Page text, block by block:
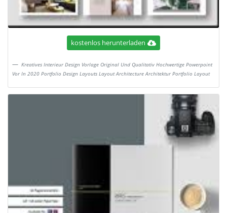
kostenlos herunterladen
Kreatives Interieur Design Vorlage Original Und Qualitativ Hochwertige Powerpoint
Vor In 2020 Portfolio Design Layouts Layout Architecture Architektur Portfolio Layout